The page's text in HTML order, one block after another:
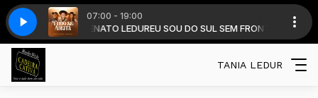
07:00 - 19:00
DALMIR RENATO LEDUREU SOU DO SUL SEM FRONTEIRA com DALMIR
Lara-Rossato_Su-Paz-2024ALINE BOSA E GRUPO E GRUPO -
MISSIONEIRO. CLAUDIO VARGAS - CANTO MISSIONEIRO.
TANIA LEDUR